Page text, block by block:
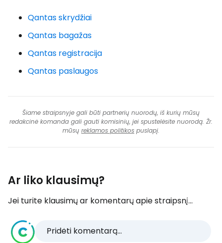
Qantas skrydžiai
Qantas bagažas
Qantas registracija
Qantas paslaugos
Šiame straipsnyje gali būti partnerių nuorodų, iš kurių mūsų
redakcinė komanda gali gauti komisinių, jei spustelėsite nuorodą. Žr.
mūsų reklamos politikos puslapį.
Ar liko klausimų?
Jei turite klausimų ar komentarų apie straipsnį...
Pridėti komentarą...